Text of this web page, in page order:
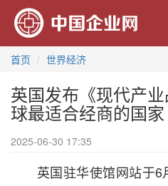
首页
世界经济
英国发布《现代产
球最适合经商的国家
2025-06-30 17:35
英国驻华使馆网站于6